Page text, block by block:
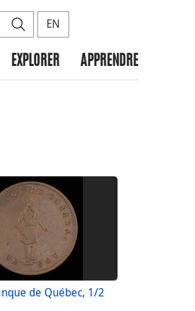
rechercher
Rechercher
EN
EXPLORER APPRENDRE
de Québec, 1/2